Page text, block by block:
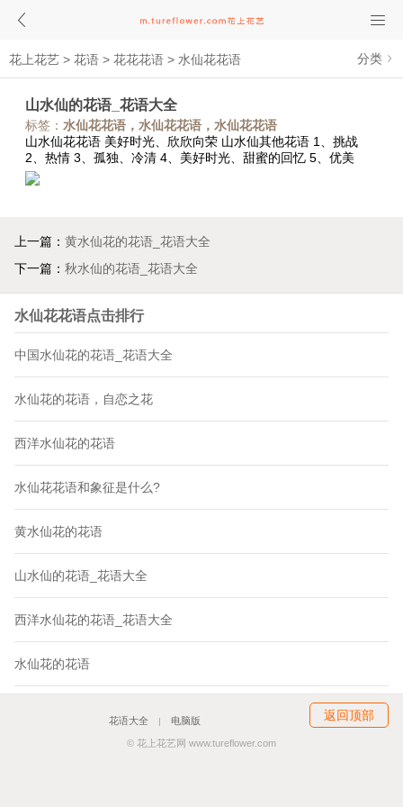
花上花艺 > 花语 > 花花花语 > 水仙花花语 分类
山水仙的花语_花语大全
标签： 水仙花花语，水仙花花语，水仙花花语
山水仙花花语 美好时光、欣欣向荣 山水仙其他花语 1、挑战
2、热情 3、孤独、冷清 4、美好时光、甜蜜的回忆 5、优美
上一篇： 黄水仙花的花语_花语大全
下一篇： 秋水仙的花语_花语大全
水仙花花语点击排行
中国水仙花的花语_花语大全
水仙花的花语，自恋之花
西洋水仙花的花语
水仙花花语和象征是什么?
黄水仙花的花语
山水仙的花语_花语大全
西洋水仙花的花语_花语大全
水仙花的花语
返回顶部
花语大全 | 电脑版
© 花上花艺网 www.tureflower.com